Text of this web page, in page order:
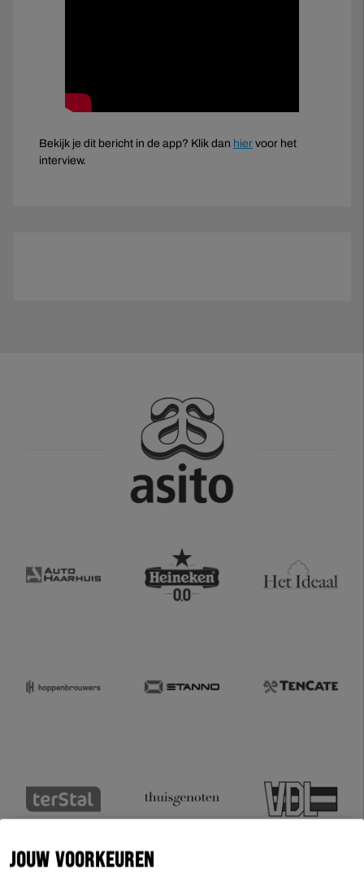
JOUW VOORKEUREN
Bekijk je dit bericht in de app? Klik dan hier voor het
interview.